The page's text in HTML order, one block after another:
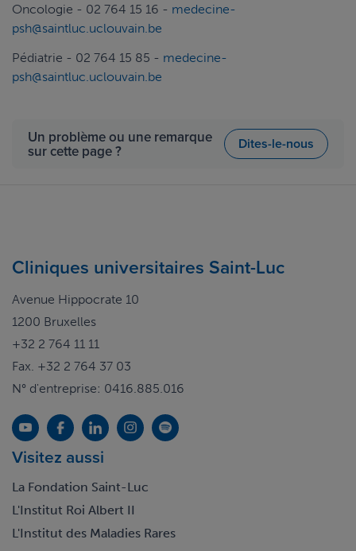
Oncologie - 02 764 15 16 - medecine-
psh@saintluc.uclouvain.be
Pédiatrie - 02 764 15 85 - medecine-
psh@saintluc.uclouvain.be
Un problème ou une remarque
sur cette page ? Dites-le-nous
Cliniques universitaires Saint-Luc
Avenue Hippocrate 10
1200 Bruxelles
+32 2 764 11 11
Fax. +32 2 764 37 03
N° d'entreprise: 0416.885.016
Visitez aussi
La Fondation Saint-Luc
L'Institut Roi Albert II
L'Institut des Maladies Rares